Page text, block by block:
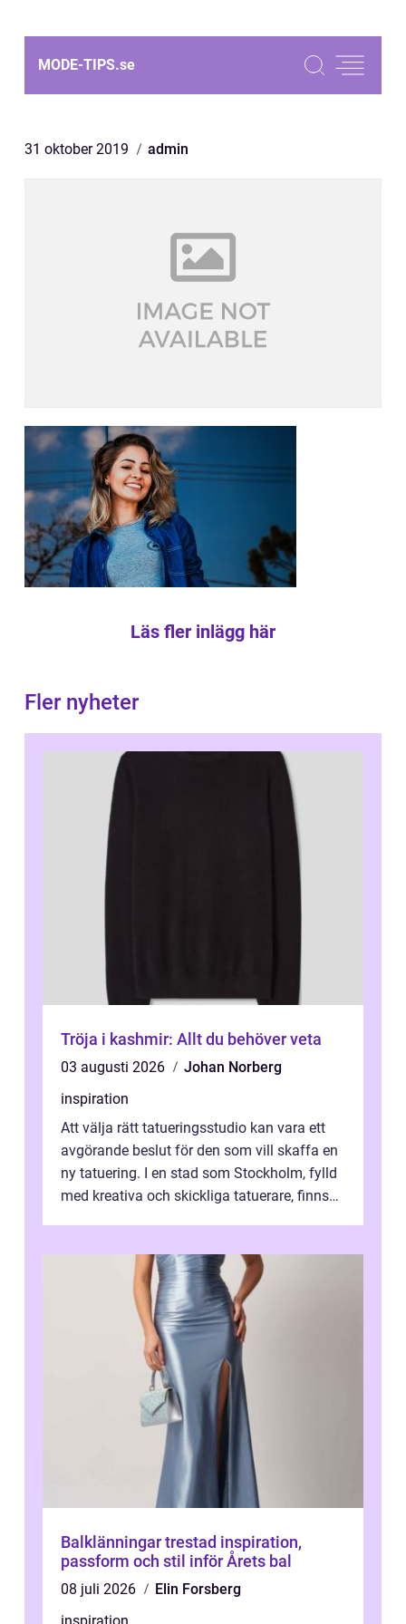
MODE-TIPS.se
31 oktober 2019 admin
Läs fler inlägg här
Fler nyheter
Tröja i kashmir: Allt du behöver veta
03 augusti 2026
Johan Norberg
inspiration
Att välja rätt tatueringsstudio kan vara ett
avgörande beslut för den som vill skaffa en
ny tatuering. I en stad som Stockholm, fylld
med kreativa och skickliga tatuerare, finns
Balklänningar trestad inspiration,
passform och stil inför Årets bal
08 juli 2026
Elin Forsberg